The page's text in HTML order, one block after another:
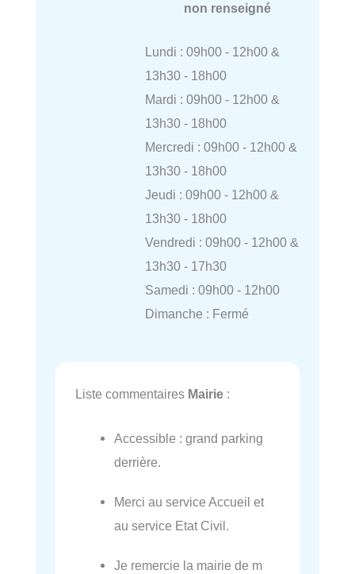
non renseigné
Lundi : 09h00 - 12h00 &
13h30 - 18h00
Mardi : 09h00 - 12h00 &
13h30 - 18h00
Mercredi : 09h00 - 12h00 &
13h30 - 18h00
Jeudi : 09h00 - 12h00 &
13h30 - 18h00
Vendredi : 09h00 - 12h00 &
13h30 - 17h30
Samedi : 09h00 - 12h00
Dimanche : Fermé
Liste commentaires Mairie :
Accessible : grand parking
derrière.
Merci au service Accueil et
au service Etat Civil.
Je remercie la mairie de m